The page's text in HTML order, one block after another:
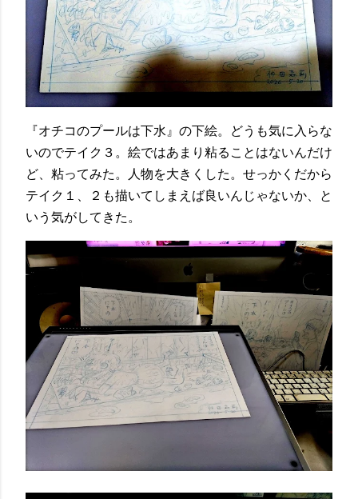
『オチコのプールは下水』の下絵。どうも気に入らな
いのでテイク３。絵ではあまり粘ることはないんだけ
ど、粘ってみた。人物を大きくした。せっかくだから
テイク１、２も描いてしまえば良いんじゃないか、と
いう気がしてきた。